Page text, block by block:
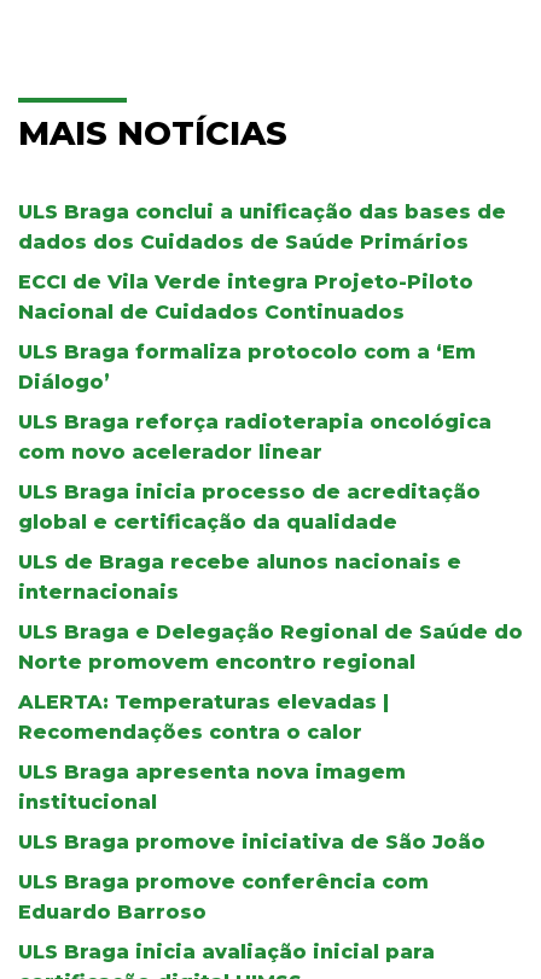
MAIS NOTÍCIAS
ULS Braga conclui a unificação das bases de
dados dos Cuidados de Saúde Primários
ECCI de Vila Verde integra Projeto-Piloto
Nacional de Cuidados Continuados
ULS Braga formaliza protocolo com a ‘Em
Diálogo’
ULS Braga reforça radioterapia oncológica
com novo acelerador linear
ULS Braga inicia processo de acreditação
global e certificação da qualidade
ULS de Braga recebe alunos nacionais e
internacionais
ULS Braga e Delegação Regional de Saúde do
Norte promovem encontro regional
ALERTA: Temperaturas elevadas |
Recomendações contra o calor
ULS Braga apresenta nova imagem
institucional
ULS Braga promove iniciativa de São João
ULS Braga promove conferência com
Eduardo Barroso
ULS Braga inicia avaliação inicial para